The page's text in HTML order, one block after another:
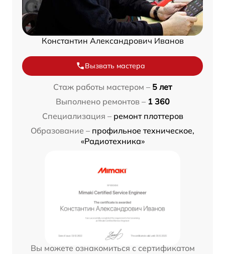
Константин Александрович Иванов
Вызвать мастера
Стаж работы мастером – 5 лет
Выполнено ремонтов – 1 360
Специализация – ремонт плоттеров
Образование – профильное техническое,
«Радиотехника»
Вы можете ознакомиться с сертификатом